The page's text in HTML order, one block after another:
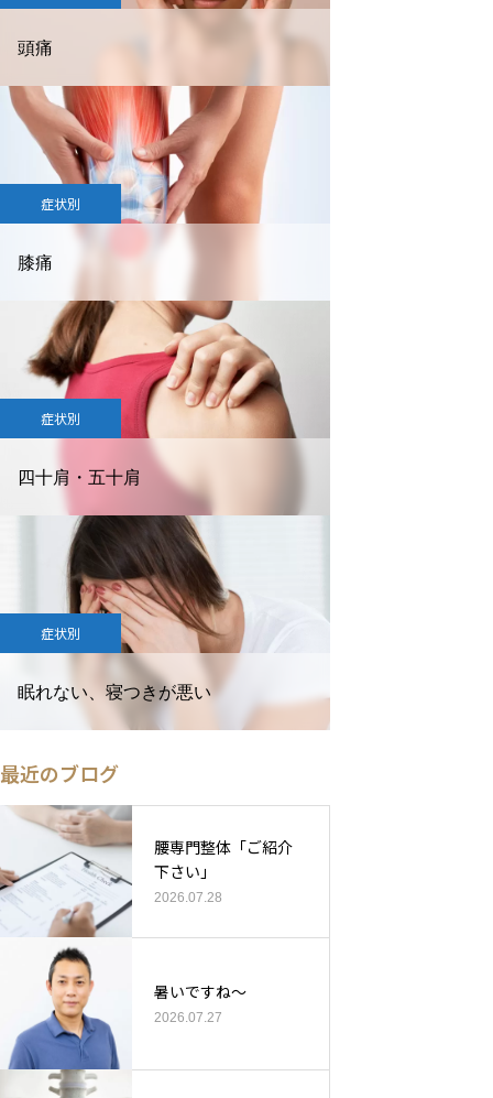
頭痛
症状別
膝痛
症状別
四十肩・五十肩
症状別
眠れない、寝つきが悪い
最近のブログ
腰専門整体「ご紹介
下さい」
2026.07.28
暑いですね〜
2026.07.27